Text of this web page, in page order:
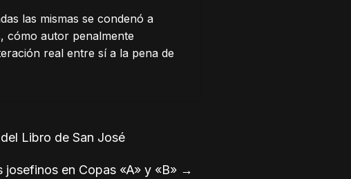
las mismas se condenó a
cómo autor penalmente
real entre sí a la pena de
Libro de San José
josefinos en Copas «A» y «B» →